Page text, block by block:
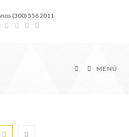
(300) 556 2011
MENÚ